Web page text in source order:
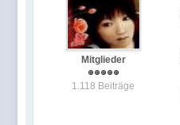
Mitglieder
1.118 Beiträge